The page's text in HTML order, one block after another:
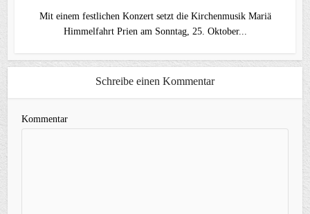
Mit einem festlichen Konzert setzt die Kirchenmusik Mariä
Himmelfahrt Prien am Sonntag, 25. Oktober...
Schreibe einen Kommentar
Kommentar